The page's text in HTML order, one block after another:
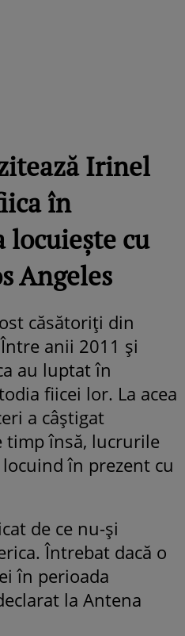
Irinel
în
locuiește cu
Angeles
căsătoriți din
anii 2011 și
au luptat în
fiicei lor. La acea
a câștigat
timp însă, lucrurile
în prezent cu
de ce nu-și
Întrebat dacă o
în perioada
la Antena